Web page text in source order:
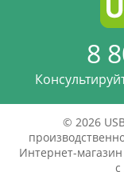
8
© 2026
Интернет-
с